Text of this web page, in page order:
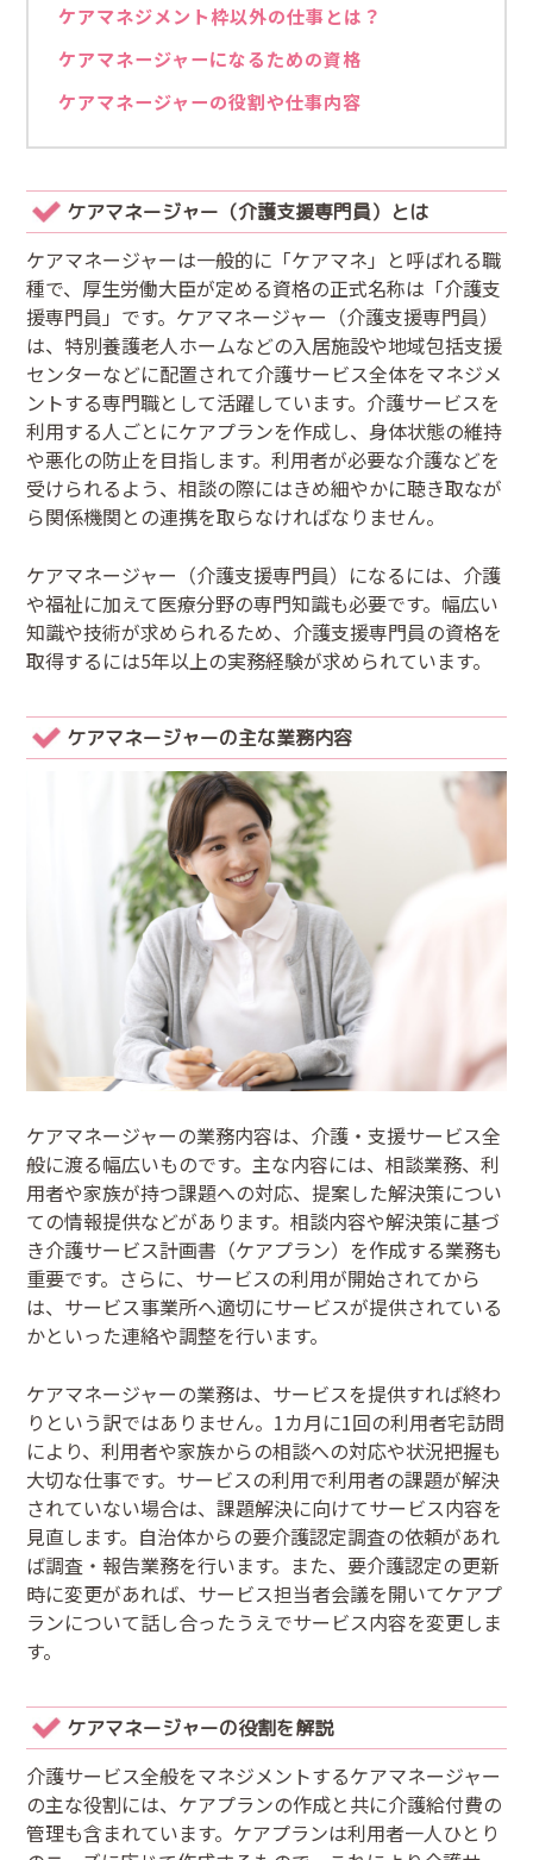
ケアマネジメント枠以外の仕事とは？
ケアマネージャーになるための資格
ケアマネージャーの役割や仕事内容
ケアマネージャー（介護支援専門員）とは
ケアマネージャーは一般的に「ケアマネ」と呼ばれる職
種で、厚生労働大臣が定める資格の正式名称は「介護支
援専門員」です。ケアマネージャー（介護支援専門員）
は、特別養護老人ホームなどの入居施設や地域包括支援
センターなどに配置されて介護サービス全体をマネジメ
ントする専門職として活躍しています。介護サービスを
利用する人ごとにケアプランを作成し、身体状態の維持
や悪化の防止を目指します。利用者が必要な介護などを
受けられるよう、相談の際にはきめ細やかに聴き取なが
ら関係機関との連携を取らなければなりません。
ケアマネージャー（介護支援専門員）になるには、介護
や福祉に加えて医療分野の専門知識も必要です。幅広い
知識や技術が求められるため、介護支援専門員の資格を
取得するには5年以上の実務経験が求められています。
ケアマネージャーの主な業務内容
ケアマネージャーの業務内容は、介護・支援サービス全
般に渡る幅広いものです。主な内容には、相談業務、利
用者や家族が持つ課題への対応、提案した解決策につい
ての情報提供などがあります。相談内容や解決策に基づ
き介護サービス計画書（ケアプラン）を作成する業務も
重要です。さらに、サービスの利用が開始されてから
は、サービス事業所へ適切にサービスが提供されている
かといった連絡や調整を行います。
ケアマネージャーの業務は、サービスを提供すれば終わ
りという訳ではありません。1カ月に1回の利用者宅訪問
により、利用者や家族からの相談への対応や状況把握も
大切な仕事です。サービスの利用で利用者の課題が解決
されていない場合は、課題解決に向けてサービス内容を
見直します。自治体からの要介護認定調査の依頼があれ
ば調査・報告業務を行います。また、要介護認定の更新
時に変更があれば、サービス担当者会議を開いてケアプ
ランについて話し合ったうえでサービス内容を変更しま
す。
ケアマネージャーの役割を解説
介護サービス全般をマネジメントするケアマネージャー
の主な役割には、ケアプランの作成と共に介護給付費の
管理も含まれています。ケアプランは利用者一人ひとり